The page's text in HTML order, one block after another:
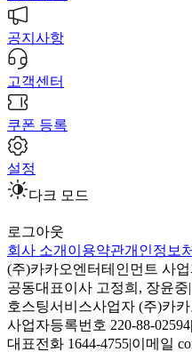
공지사항
고객센터
쿠폰 등록
설정
다크 모드
로그아웃
회사 소개 이용약관개인정보
(주)카카오엔터테인먼트 사업
공동대표이사 고정희, 장윤중|
호스팅서비스사업자 (주)카
사업자등록번호 220-88-02594|
대표전화 1644-4755|이메일